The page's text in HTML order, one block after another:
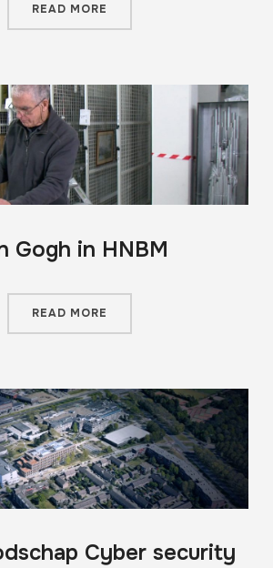
READ MORE
Gogh in HNBM
READ MORE
Cyber security